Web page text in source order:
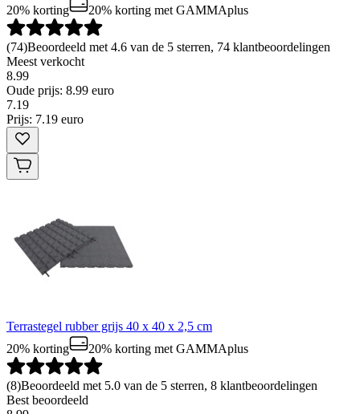
20% korting
20% korting met GAMMAplus
(74)Beoordeeld met 4.6 van de 5 sterren, 74 klantbeoordelingen
Meest verkocht
8.99
Oude prijs: 8.99 euro
7.19
Prijs: 7.19 euro
Terrastegel rubber grijs 40 x 40 x 2,5 cm
20% korting
20% korting met GAMMAplus
(8)Beoordeeld met 5.0 van de 5 sterren, 8 klantbeoordelingen
Best beoordeeld